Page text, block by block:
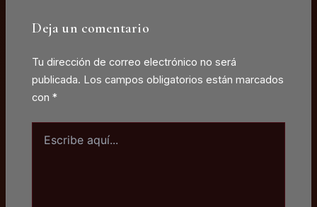
Deja un comentario
Tu dirección de correo electrónico no será
publicada. Los campos obligatorios están marcados
con*
aquí...